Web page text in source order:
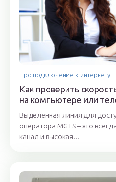
Про подключение к интернету
Как проверить
на компьютере или
Выделенная линия для
оператора MGTS – это
канал и высокая...